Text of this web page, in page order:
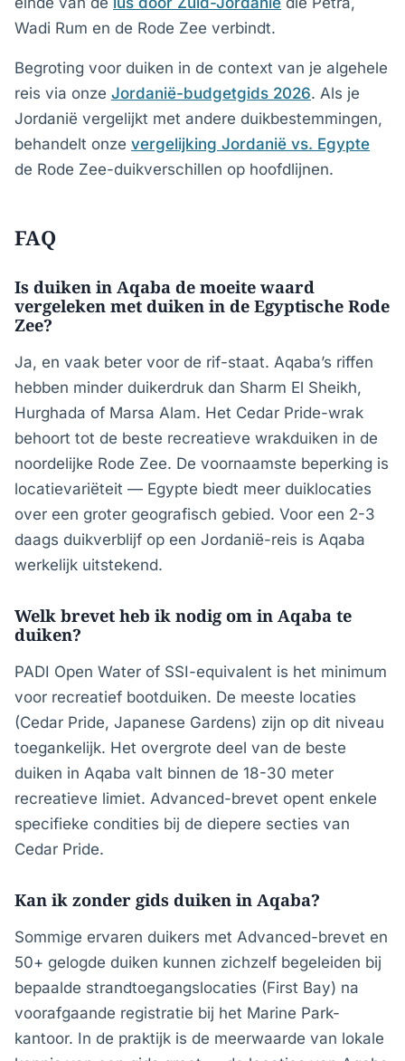
Wadi Rum en de Rode Zee verbindt.
Begroting voor duiken in de context van je algehele
reis via onze Jordanië-budgetgids 2026. Als je
Jordanië vergelijkt met andere duikbestemmingen,
behandelt onze vergelijking Jordanië vs. Egypte
de Rode Zee-duikverschillen op hoofdlijnen.
FAQ
Is duiken in Aqaba de moeite waard
vergeleken met duiken in de Egyptische Rode
Zee?
Ja, en vaak beter voor de rif-staat. Aqaba’s riffen
hebben minder duikerdruk dan Sharm El Sheikh,
Hurghada of Marsa Alam. Het Cedar Pride-wrak
behoort tot de beste recreatieve wrakduiken in de
noordelijke Rode Zee. De voornaamste beperking is
locatievariëteit — Egypte biedt meer duiklocaties
over een groter geografisch gebied. Voor een 2-3
daags duikverblijf op een Jordanië-reis is Aqaba
werkelijk uitstekend.
Welk brevet heb ik nodig om in Aqaba te
duiken?
PADI Open Water of SSI-equivalent is het minimum
voor recreatief bootduiken. De meeste locaties
(Cedar Pride, Japanese Gardens) zijn op dit niveau
toegankelijk. Het overgrote deel van de beste
duiken in Aqaba valt binnen de 18-30 meter
recreatieve limiet. Advanced-brevet opent enkele
specifieke condities bij de diepere secties van
Cedar Pride.
Kan ik zonder gids duiken in Aqaba?
Sommige ervaren duikers met Advanced-brevet en
50+ gelogde duiken kunnen zichzelf begeleiden bij
bepaalde strandtoegangslocaties (First Bay) na
voorafgaande registratie bij het Marine Park-
kantoor. In de praktijk is de meerwaarde van lokale